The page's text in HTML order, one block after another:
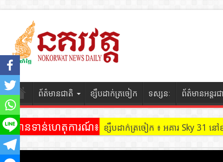
ព័ត៌មានជាតិ ខ្សឹបដាក់ត្រចៀក ទស្សនៈ ព័ត៌មានអន្តរជ
ព័ត៌មានទាន់ហេតុការណ៍៖ ខ្សឹបដាក់ត្រចៀក ៖ ដល់ករ ! ឈ្មួញដឹក